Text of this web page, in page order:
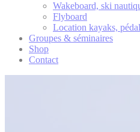
Wakeboard, ski
Flyboard
Location kayaks,
Groupes & séminaires
Shop
Contact